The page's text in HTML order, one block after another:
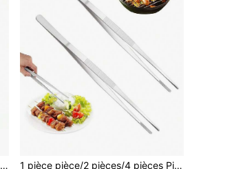
1 pièce Pinces de cuisine en acier inoxydable, pinces à aliments de 7/9/12 pouces, pinces en acier inoxydable résistantes à la chaleur à pointe pointue pour la cuisson, le service, le barbecue, le grillade, la salade et plus encore, ustensiles de cuisine, ustensiles de cuisson 1 pièce pièce/2 pièces/4 pièces Pinces longues en acier inoxydable, Pinces BBQ longues, Pinces, Pinces de cuisine, Pinces extra longues en acier inoxydable, Pinces à aliments longues avec pointes crantées précises, Pinces à buffet, Pinces à arêtes de poisson, Pinces de cuisson, Pinces à aliments de cuisine